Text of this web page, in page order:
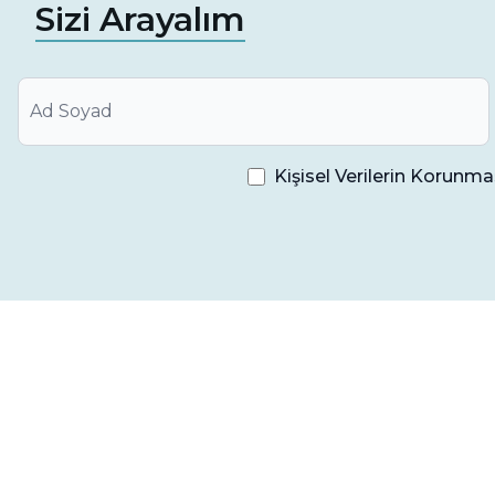
önlemlere dikkat etmek önemlidir. İşte bu süreçte
İlk 24 Saat Diğer Tarafla Yemek Yenmeli:Sinüs
ilk 24 saat boyunca diğer tarafla yemek yenmelidir.
Yiyecek ve İçecek Sınırlaması: Ameliyat
Ameliyat
En az 12-24 saat boyunca
İlk 48 saat içinde
kan kokusu veya kan tadı hissedilirse veya
Sizi Arayalım
Kişisel Verilerin